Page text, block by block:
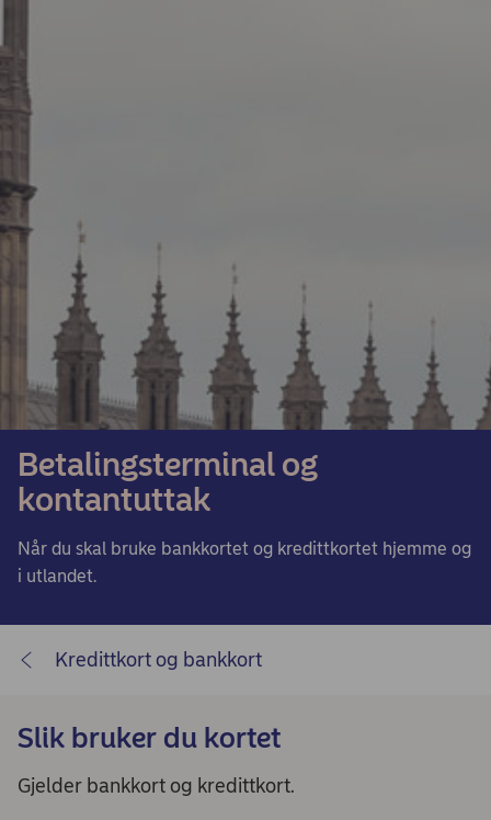
Betalingsterminal og
kontantuttak
Når du skal bruke bankkortet og kredittkortet hjemme og
i utlandet.
Kredittkort og bankkort
Slik bruker du kortet
Gjelder bankkort og kredittkort.